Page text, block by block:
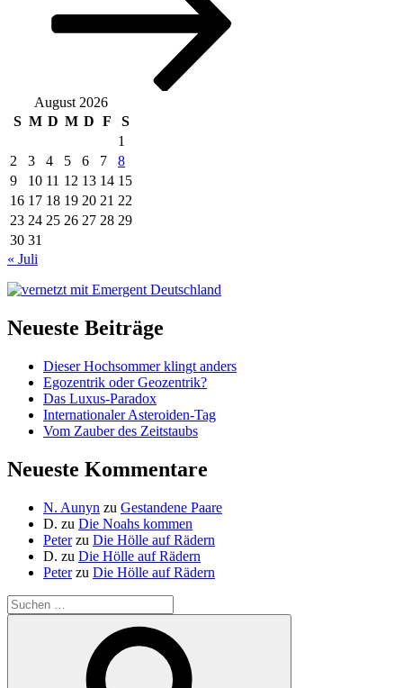
August 2026
S M D M D F
S
1
2
3 4 5 6 7
8
9
10 11 12 13 14 15
16 17 18 19 20 21 22
23 24 25 26 27 28 29
30 31
« Juli
Neueste Beiträge
Dieser Hochsommer klingt anders
Egozentrik oder Geozentrik?
Das Luxus-Paradox
Internationaler Asteroiden-Tag
Vom Zauber des Zeitstaubs
Neueste Kommentare
N. Aunyn zu Gestandene Paare
D. zu Die Noahs kommen
Peterzu Die Hölle auf Rädern
D. zu Die Hölle auf Rädern
Peterzu Die Hölle auf Rädern
Suche
nach: